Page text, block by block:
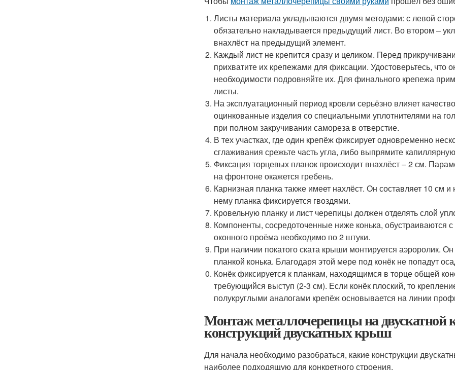
Листы материала укладываются двумя методами: с левой
обязательно накладывается предыдущий лист. Во втором –
внахлёст на предыдущий элемент.
Каждый лист не крепится сразу и целиком. Перед
прихватите их крепежами для фиксации. Удостоверьтесь,
необходимости подровняйте их. Для финального крепежа
листы.
На эксплуатационный период кровли серьёзно влияет
оцинкованные изделия со специальными уплотнителями на
при полном закручивании самореза в отверстие.
В тех участках, где один крепёж фиксирует одновременно
сглаживания срежьте часть угла, либо выпрямите
Фиксация торцевых планок происходит внахлёст – 2 см.
на фронтоне окажется гребень.
Карнизная планка также имеет нахлёст. Он составляет 10 см
нему планка фиксируется гвоздями.
Кровельную планку и лист черепицы должен отделять слой
Компоненты, сосредоточенные ниже конька,
оконного проёма необходимо по 2 штуки.
При наличии покатого ската крыши монтируется аэроролик.
планкой конька. Благодаря этой мере под конёк не попадут
Конёк фиксируется к планкам, находящимся в торце общей
требующийся выступ (2-3 см). Если конёк плоский, то
полукруглыми аналогами крепёж основывается на линии
Монтаж металлочерепицы на двускатной
конструкций двускатных крыш
Для начала необходимо разобраться, какие конструкции
наиболее подходящую для конкретного строения.